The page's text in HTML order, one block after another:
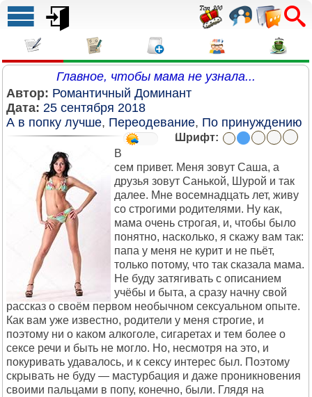
Главное, чтобы мама не узнала...
Автор: Романтичный Доминант
Дата: 25 сентября 2018
А в попку лучше, Переодевание, По принуждению
Шрифт:
В
сем привет. Меня зовут Саша, а
друзья зовут Санькой, Шурой и так
далее. Мне восемнадцать лет, живу
со строгими родителями. Ну как,
мама очень строгая, и, чтобы было
понятно, насколько, я скажу вам так:
папа у меня не курит и не пьёт,
только потому, что так сказала мама.
Не буду затягивать с описанием
учёбы и быта, а сразу начну свой
рассказ о своём первом необычном сексуальном опыте.
Как вам уже известно, родители у меня строгие, и
поэтому ни о каком алкоголе, сигаретах и тем более о
сексе речи и быть не могло. Но, несмотря на это, и
покуривать удавалось, и к сексу интерес был. Поэтому
скрывать не буду — мастурбация и даже проникновения
своими пальцами в попу, конечно, были. Глядя на